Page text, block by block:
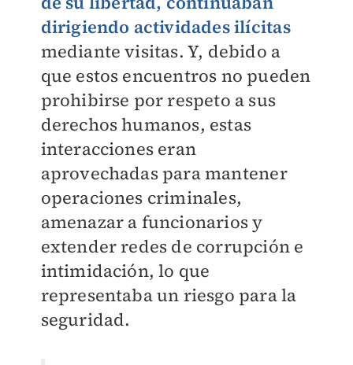
dirigiendo actividades ilícitas
mediante visitas. Y, debido a
que estos encuentros no pueden
prohibirse por respeto a sus
derechos humanos, estas
interacciones eran
aprovechadas para mantener
operaciones criminales,
amenazar a funcionarios y
extender redes de corrupción e
intimidación, lo que
representaba un riesgo para la
seguridad.